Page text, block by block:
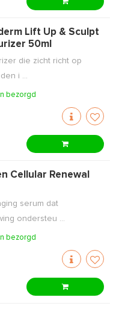
Lift Up & Sculpt
50ml
die zicht richt op
i ...
bezorgd
Cellular Renewal
serum dat
ondersteu ...
bezorgd